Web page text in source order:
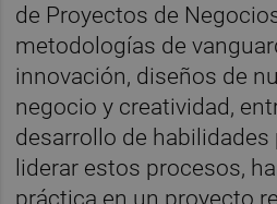
de Proyectos de
metodologías de
innovación, diseños de
negocio y creatividad,
desarrollo de habilidades
liderar estos procesos,
práctica en un proyecto